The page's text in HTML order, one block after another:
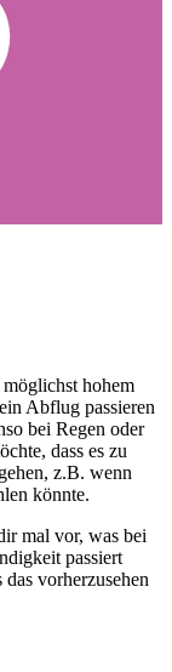
hohem
Abflug passieren
bei Regen oder
dass es zu
z.B. wenn
könnte.
mal vor, was bei
passiert
vorherzusehen